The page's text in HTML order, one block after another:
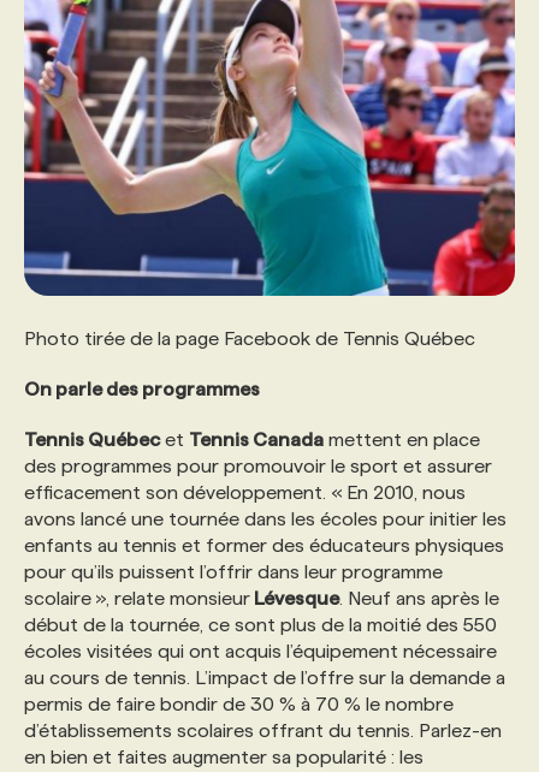
Photo tirée de la page Facebook de Tennis Québec
On parle des programmes
Tennis Québecet Tennis Canada mettent en place
des programmes pour promouvoir le sport et assurer
efficacement son développement. « En 2010, nous
avons lancé une tournée dans les écoles pour initier les
enfants au tennis et former des éducateurs physiques
pour qu’ils puissent l’offrir dans leur programme
scolaire », relate monsieur Lévesque. Neuf ans après le
début de la tournée, ce sont plus de la moitié des 550
écoles visitées qui ont acquis l’équipement nécessaire
au cours de tennis. L’impact de l’offre sur la demande a
permis de faire bondir de 30 % à 70 % le nombre
d’établissements scolaires offrant du tennis. Parlez-en
en bien et faites augmenter sa popularité : les